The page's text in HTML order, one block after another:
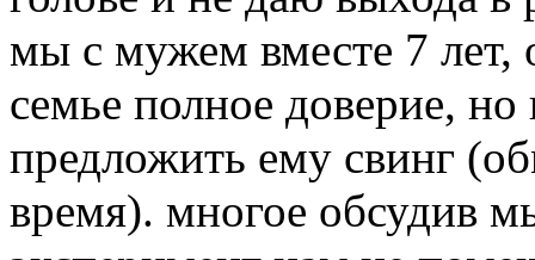
мы с мужем вместе 7
семье полное доверие,
предложить ему свинг
время). многое обсудив